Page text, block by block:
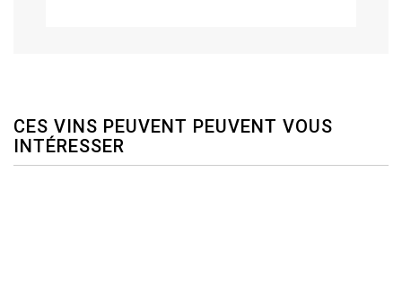
CES VINS PEUVENT PEUVENT VOUS
INTÉRESSER